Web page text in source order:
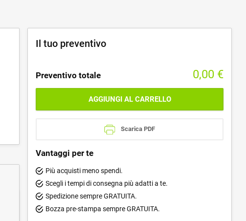
Il tuo preventivo
Preventivo totale 0,00 €
AGGIUNGI AL CARRELLO
Scarica PDF
Vantaggi per te
Più acquisti meno spendi.
Scegli i tempi di consegna più adatti a te.
Spedizione sempre GRATUITA.
Bozza pre-stampa sempre GRATUITA.